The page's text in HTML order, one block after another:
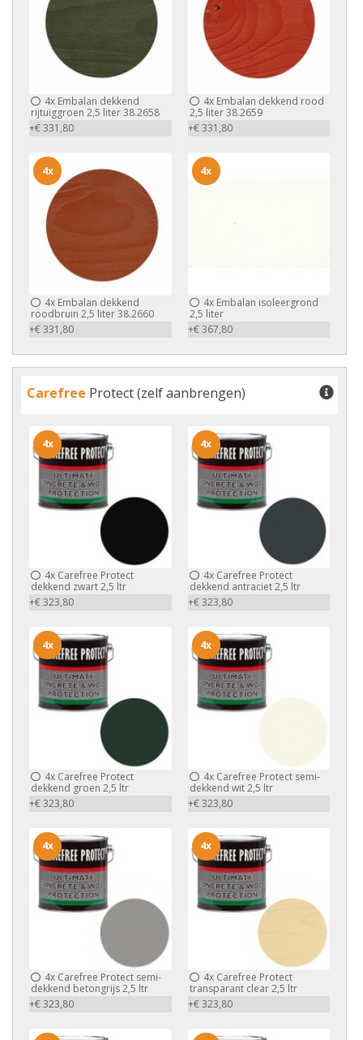
4x Embalan dekkend
rijtuiggroen 2,5 liter 38.2658
+€ 331,80
4xEmbalan dekkend rood
2,5 liter 38.2659
+€ 331,80
4x Embalan dekkend
roodbruin 2,5 liter 38.2660
+€ 331,80
4x
4xEmbalan isoleergrond
2,5 liter
+€ 367,80
4x
Carefree Protect (zelf aanbrengen)
4x Carefree Protect
dekkend zwart 2,5 ltr
+€ 323,80
4x
4xCarefree Protect
dekkend antraciet 2,5 ltr
+€ 323,80
4x
4x Carefree Protect
dekkend groen 2,5 ltr
+€ 323,80
4x
4xCarefree Protect semi-
dekkend wit 2,5 ltr
+€ 323,80
4x
4x Carefree Protect semi-
dekkend betongrijs 2,5 ltr
+€ 323,80
4x
4xCarefree Protect
transparant clear 2,5 ltr
+€ 323,80
4x